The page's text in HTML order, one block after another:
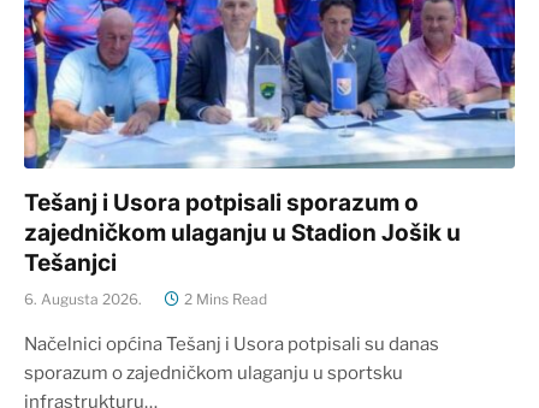
Tešanj i Usora potpisali sporazum o
zajedničkom ulaganju u Stadion Jošik u
Tešanjci
6. Augusta 2026. 2 Mins Read
Načelnici općina Tešanj i Usora potpisali su danas
sporazum o zajedničkom ulaganju u sportsku
infrastrukturu…